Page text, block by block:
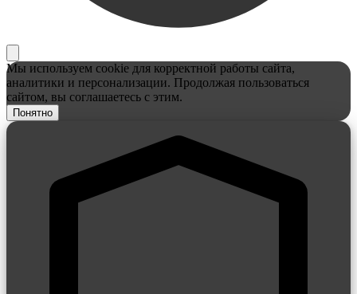
Мы используем cookie для корректной работы сайта,
аналитики и персонализации. Продолжая пользоваться
сайтом, вы соглашаетесь с этим.
Понятно